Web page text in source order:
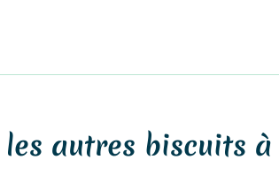
les autres biscuits